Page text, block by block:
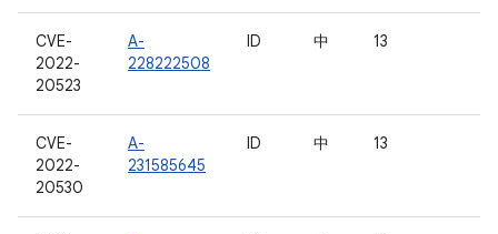
CVE-
2022-
20523
A-
228222508
ID 中 13
CVE-
2022-
20530
A-
231585645
ID 中 13